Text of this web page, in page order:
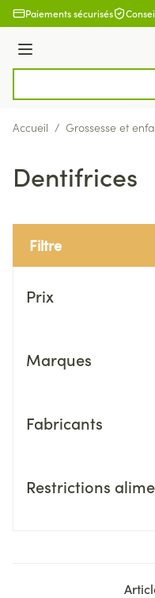
Aller au contenu
Paiements sécurisés
Menu
Accueil / Grossesse et
Dentifrices
Filtre
Prix
Marques
Fabricants
Restrictions